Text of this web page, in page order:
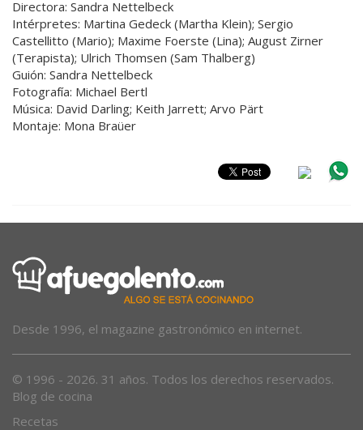
Directora: Sandra Nettelbeck
Intérpretes: Martina Gedeck (Martha Klein); Sergio
Castellitto (Mario); Maxime Foerste (Lina); August Zirner
(Terapista); Ulrich Thomsen (Sam Thalberg)
Guión: Sandra Nettelbeck
Fotografía: Michael Bertl
Música: David Darling; Keith Jarrett; Arvo Pärt
Montaje: Mona Braüer
Desde 1996, el magazine gastronómico en internet.
© 1996 - 2026. 31 años. Todos los derechos reservados.
Blog de cocina
Recetas